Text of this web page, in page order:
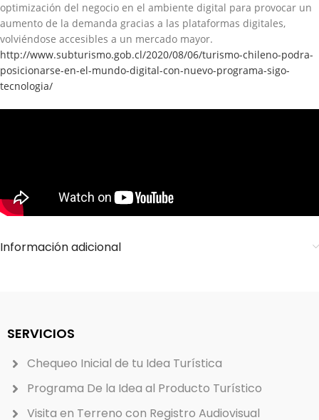
optimización del negocio en el ambiente digital para provocar un
aumento de la demanda gracias a las plataformas digitales,
volviéndose accesibles a un mercado mayor.
http://www.subturismo.gob.cl/2020/08/06/turismo-chileno-podra-
posicionarse-en-el-mundo-digital-con-nuevo-programa-sigo-
tecnologia/
Información adicional
SERVICIOS
Chequeo Inicial de tu Idea Turística
Programa De la Idea al Producto Turístico
Visita en Terreno con Registro Audiovisual